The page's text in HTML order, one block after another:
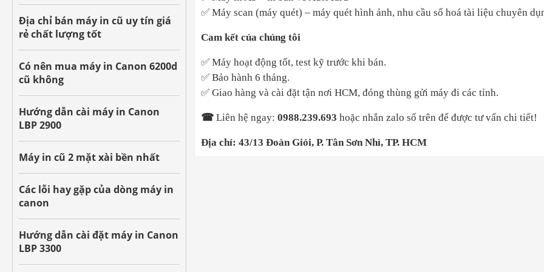
✅ Máy scan (máy quét) – máy quét hình ảnh, nhu cầu số hoá tài liệu chuyên
Cam kết của chúng tôi
✅ Máy hoạt động tốt, test kỹ trước khi bán.
✅Bảo hành 6 tháng.
✅Giao hàng và cài đặt tận nơi HCM, đóng thùng gửi máy đi các tỉnh.
☎ Liên hệ ngay: 0988.239.693 hoặc nhắn zalo số trên để được tư vấn chi tiết!
Địa chỉ: 43/13 Đoàn Giỏi, P. Tân Sơn Nhì, TP. HCM
Địa chỉ bán máy in cũ uy tín giá
rẻ chất lượng tốt
Có nên mua máy in Canon 6200d
cũ không
Hướng dẫn cài máy in Canon
LBP 2900
Máy in cũ 2 mặt xài bền nhất
Các lỗi hay gặp của dòng máy in
canon
Hướng dẫn cài đặt máy in Canon
LBP 3300